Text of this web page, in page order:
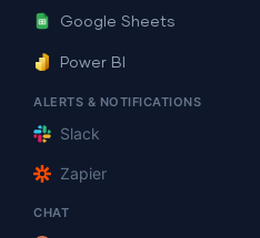
Google Sheets
Power BI
ALERTS & NOTIFICATIONS
Slack
Zapier
CHAT